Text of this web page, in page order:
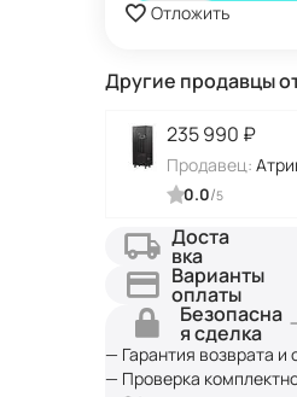
Отложить
Другие продавцы
235 990 ₽
Продавец:
0.0/5
Доста
вка
Варианты
оплаты
Безопасна
я сделка
— Гарантия возврата и
— Проверка